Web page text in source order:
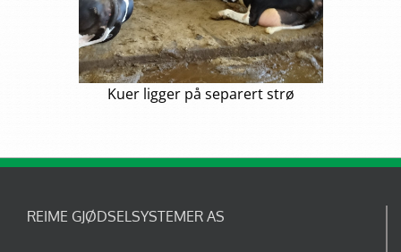
Kuer ligger på separert strø
REIME GJØDSELSYSTEMER AS